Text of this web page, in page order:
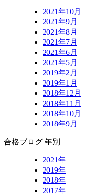
2021年10月
2021年9月
2021年8月
2021年7月
2021年6月
2021年5月
2019年2月
2019年1月
2018年12月
2018年11月
2018年10月
2018年9月
合格ブログ 年別
2021年
2019年
2018年
2017年